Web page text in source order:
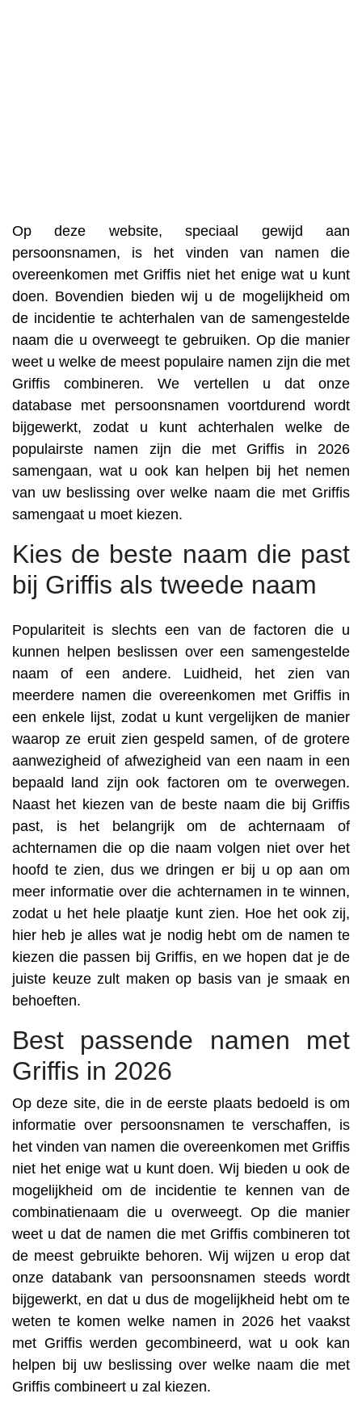
Op deze website, speciaal gewijd aan
persoonsnamen, is het vinden van namen die
overeenkomen met Griffis niet het enige wat u kunt
doen. Bovendien bieden wij u de mogelijkheid om
de incidentie te achterhalen van de samengestelde
naam die u overweegt te gebruiken. Op die manier
weet u welke de meest populaire namen zijn die met
Griffis combineren. We vertellen u dat onze
database met persoonsnamen voortdurend wordt
bijgewerkt, zodat u kunt achterhalen welke de
populairste namen zijn die met Griffis in 2026
samengaan, wat u ook kan helpen bij het nemen
van uw beslissing over welke naam die met Griffis
samengaat u moet kiezen.
Kies de beste naam die past
bij Griffis als tweede naam
Populariteit is slechts een van de factoren die u
kunnen helpen beslissen over een samengestelde
naam of een andere. Luidheid, het zien van
meerdere namen die overeenkomen met Griffis in
een enkele lijst, zodat u kunt vergelijken de manier
waarop ze eruit zien gespeld samen, of de grotere
aanwezigheid of afwezigheid van een naam in een
bepaald land zijn ook factoren om te overwegen.
Naast het kiezen van de beste naam die bij Griffis
past, is het belangrijk om de achternaam of
achternamen die op die naam volgen niet over het
hoofd te zien, dus we dringen er bij u op aan om
meer informatie over die achternamen in te winnen,
zodat u het hele plaatje kunt zien. Hoe het ook zij,
hier heb je alles wat je nodig hebt om de namen te
kiezen die passen bij Griffis, en we hopen dat je de
juiste keuze zult maken op basis van je smaak en
behoeften.
Best passende namen met
Griffis in 2026
Op deze site, die in de eerste plaats bedoeld is om
informatie over persoonsnamen te verschaffen, is
het vinden van namen die overeenkomen met Griffis
niet het enige wat u kunt doen. Wij bieden u ook de
mogelijkheid om de incidentie te kennen van de
combinatienaam die u overweegt. Op die manier
weet u dat de namen die met Griffis combineren tot
de meest gebruikte behoren. Wij wijzen u erop dat
onze databank van persoonsnamen steeds wordt
bijgewerkt, en dat u dus de mogelijkheid hebt om te
weten te komen welke namen in 2026 het vaakst
met Griffis werden gecombineerd, wat u ook kan
helpen bij uw beslissing over welke naam die met
Griffis combineert u zal kiezen.